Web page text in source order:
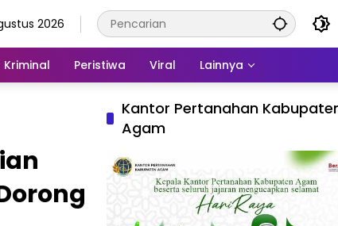
2026
Kriminal Peristiwa Viral Lainnya
Kantor Pertanahan
Agam